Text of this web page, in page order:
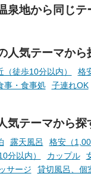
泉地から同じテ
人気テーマから
（徒歩10分以内） 格
事・食事処 子連れOK
気テーマから探
露天風呂 格安（
分以内）
カップル
サージ
貸切風呂、個